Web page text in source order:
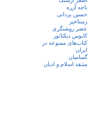
باچه آزره
حسین یزدانی
رستاخیز
عضر روشنگری
کابوس دیکتاتور
کتاب‌های ممنوعه در
ایران
گمنامیان
منتقد اسلام و ادیان